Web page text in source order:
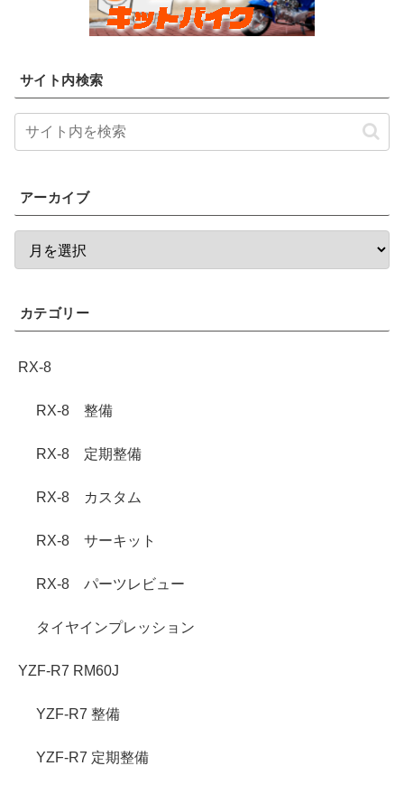
サイト内検索
アーカイブ
カテゴリー
RX-8
RX-8 整備
RX-8 定期整備
RX-8 カスタム
RX-8 サーキット
RX-8 パーツレビュー
タイヤインプレッション
YZF-R7 RM60J
YZF-R7 整備
YZF-R7 定期整備